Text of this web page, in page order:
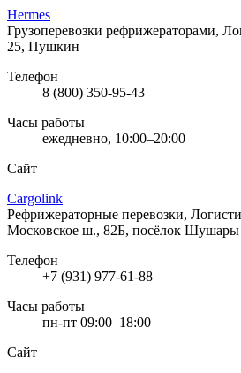
Hermes
Грузоперевозки рефрижераторами,
25, Пушкин
Телефон
8 (800) 350-95-43
Часы работы
ежедневно, 10:00–20:00
Сайт
Cargolink
Рефрижераторные перевозки,
Московское ш., 82Б, посёлок Шушары
Телефон
+7 (931) 977-61-88
Часы работы
пн-пт 09:00–18:00
Сайт